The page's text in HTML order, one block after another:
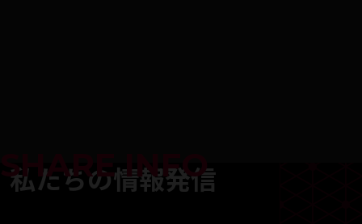
SHARE INFO
私たちの情報発信